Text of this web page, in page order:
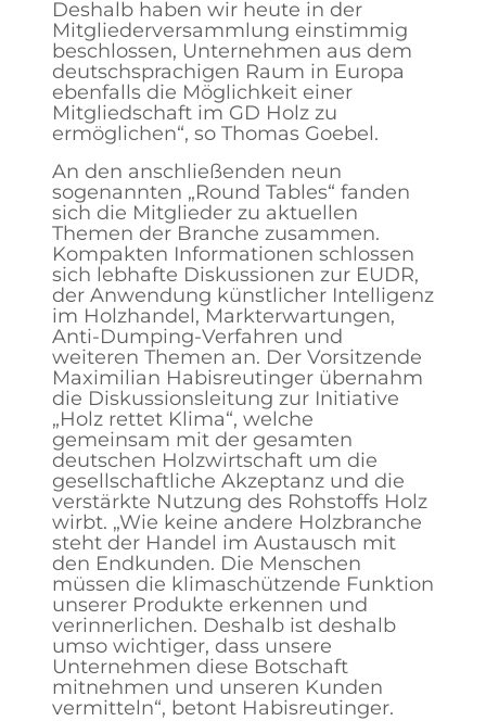
Deshalb haben wir heute in der
Mitgliederversammlung einstimmig
beschlossen, Unternehmen aus dem
deutschsprachigen Raum in Europa
ebenfalls die Möglichkeit einer
Mitgliedschaft im GD Holz zu
ermöglichen“, so Thomas Goebel.
An den anschließenden neun
sogenannten „Round Tables“ fanden
sich die Mitglieder zu aktuellen
Themen der Branche zusammen.
Kompakten Informationen schlossen
sich lebhafte Diskussionen zur EUDR,
der Anwendung künstlicher Intelligenz
im Holzhandel, Markterwartungen,
Anti-Dumping-Verfahren und
weiteren Themen an. Der Vorsitzende
Maximilian Habisreutinger übernahm
die Diskussionsleitung zur Initiative
„Holz rettet Klima“, welche
gemeinsam mit der gesamten
deutschen Holzwirtschaft um die
gesellschaftliche Akzeptanz und die
verstärkte Nutzung des Rohstoffs Holz
wirbt. „Wie keine andere Holzbranche
steht der Handel im Austausch mit
den Endkunden. Die Menschen
müssen die klimaschützende Funktion
unserer Produkte erkennen und
verinnerlichen. Deshalb ist deshalb
umso wichtiger, dass unsere
Unternehmen diese Botschaft
mitnehmen und unseren Kunden
vermitteln“, betont Habisreutinger.